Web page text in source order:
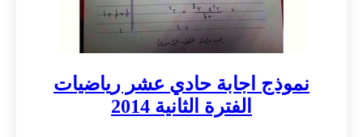
نموذج اجابة حادي عشر رياضيات
الفترة الثانية 2014